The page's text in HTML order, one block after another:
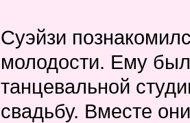
Суэйзи
молодости. Ему
танцевальной
свадьбу. Вместе